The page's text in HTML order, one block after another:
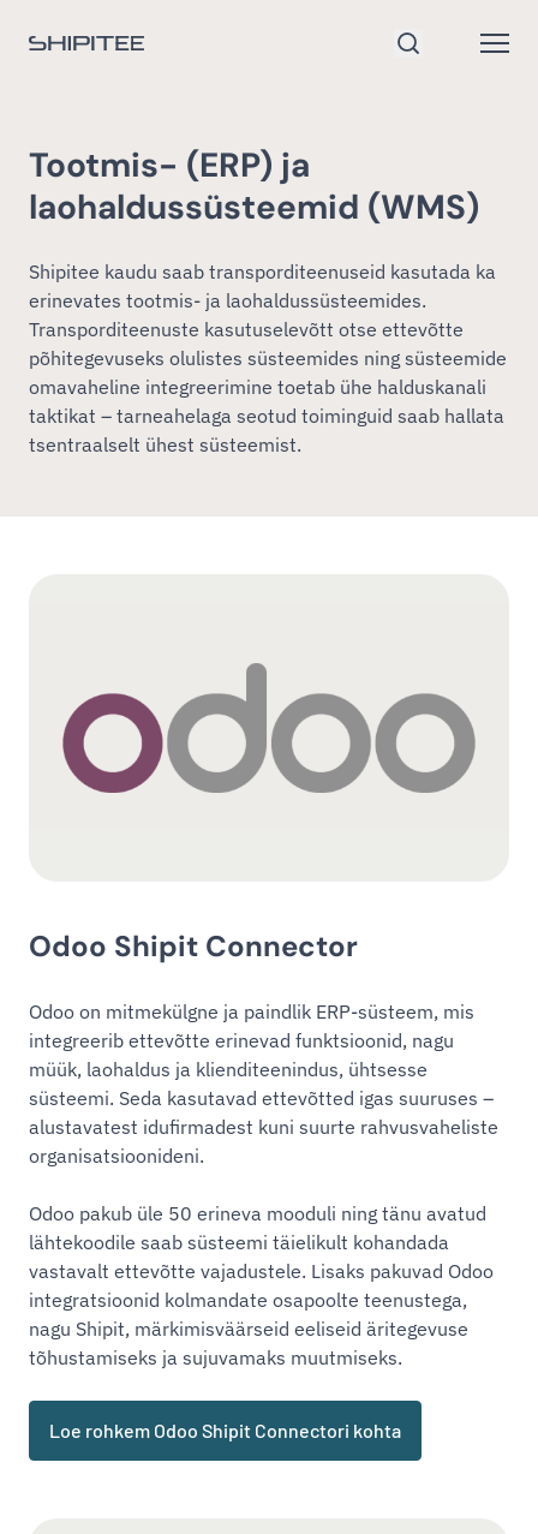
Mine avalehele
Tootmis- (ERP) ja
laohaldussüsteemid (WMS)
Shipitee kaudu saab transporditeenuseid kasutada ka
erinevates tootmis- ja laohaldussüsteemides.
Transporditeenuste kasutuselevõtt otse ettevõtte
põhitegevuseks olulistes süsteemides ning süsteemide
omavaheline integreerimine toetab ühe halduskanali
taktikat – tarneahelaga seotud toiminguid saab hallata
tsentraalselt ühest süsteemist.
Odoo Shipit Connector
Odoo on mitmekülgne ja paindlik ERP-süsteem, mis
integreerib ettevõtte erinevad funktsioonid, nagu
müük, laohaldus ja klienditeenindus, ühtsesse
süsteemi. Seda kasutavad ettevõtted igas suuruses –
alustavatest idufirmadest kuni suurte rahvusvaheliste
organisatsioonideni.
Odoo pakub üle 50 erineva mooduli ning tänu avatud
lähtekoodile saab süsteemi täielikult kohandada
vastavalt ettevõtte vajadustele. Lisaks pakuvad Odoo
integratsioonid kolmandate osapoolte teenustega,
nagu Shipit, märkimisväärseid eeliseid äritegevuse
tõhustamiseks ja sujuvamaks muutmiseks.
Loe rohkem Odoo Shipit Connectori kohta